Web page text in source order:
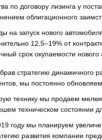
по договору лизинга у
облигационного
на запуск нового
12,5–19% от
срок окупаемости нового
стратегию динамичного
мы постоянно обновляем
технику мы продаем
техническом состоянии
году мы планируем
развития компании